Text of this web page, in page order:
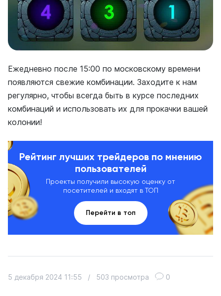
Ежедневно после 15:00 по московскому времени
появляются свежие комбинации. Заходите к нам
регулярно, чтобы всегда быть в курсе последних
комбинаций и использовать их для прокачки вашей
колонии!
Рейтинг лучших трейдеров по мнению
пользователей
Проекты получили высокую оценку от
посетителей и входят в ТОП
Перейти в топ
5 декабря 2024 11:55 / 503 просмотра 0